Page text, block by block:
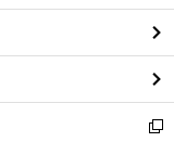
ン
ド
ウ
で
開
く
新